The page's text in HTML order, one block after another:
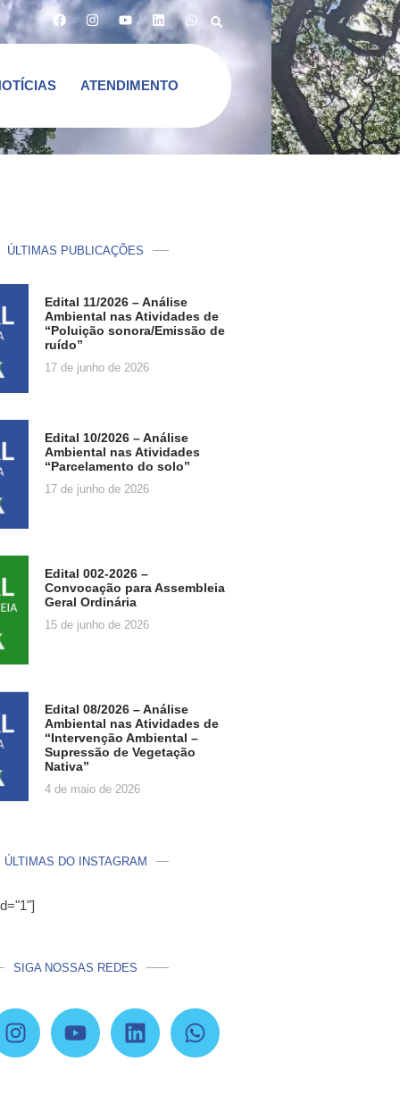
ATENDIMENTO
ÚLTIMAS PUBLICAÇÕES
Edital 11/2026 – Análise
Ambiental nas Atividades de
“Poluição sonora/Emissão de
ruído”
17 de junho de 2026
Edital 10/2026 – Análise
Ambiental nas Atividades
“Parcelamento do solo”
17 de junho de 2026
Edital 002-2026 –
Convocação para Assembleia
Geral Ordinária
15 de junho de 2026
Edital 08/2026 – Análise
Ambiental nas Atividades de
“Intervenção Ambiental –
Supressão de Vegetação
Nativa”
4 de maio de 2026
ÚLTIMAS DO INSTAGRAM
SIGA NOSSAS REDES